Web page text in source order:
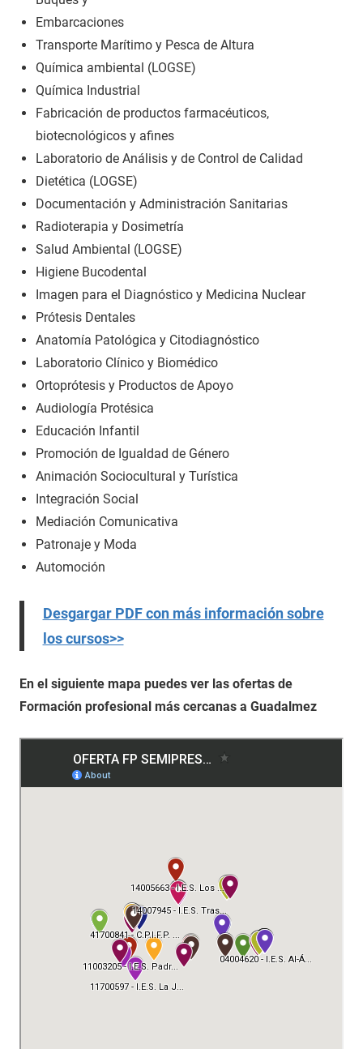
Embarcaciones
Transporte Marítimo y Pesca de Altura
Química ambiental (LOGSE)
Química Industrial
Fabricación de productos farmacéuticos,
biotecnológicos y afines
Laboratorio de Análisis y de Control de Calidad
Dietética (LOGSE)
Documentación y Administración Sanitarias
Radioterapia y Dosimetría
Salud Ambiental (LOGSE)
Higiene Bucodental
Imagen para el Diagnóstico y Medicina Nuclear
Prótesis Dentales
Anatomía Patológica y Citodiagnóstico
Laboratorio Clínico y Biomédico
Ortoprótesis y Productos de Apoyo
Audiología Protésica
Educación Infantil
Promoción de Igualdad de Género
Animación Sociocultural y Turística
Integración Social
Mediación Comunicativa
Patronaje y Moda
Automoción
Desgargar PDF con más información sobre
los cursos>>
En el siguiente mapa puedes ver las ofertas de
Formación profesional más cercanas a Guadalmez